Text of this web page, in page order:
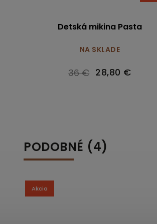
Detská mikina Pasta
NA SKLADE
36 € 28,80 €
PODOBNÉ (4)
Akcia